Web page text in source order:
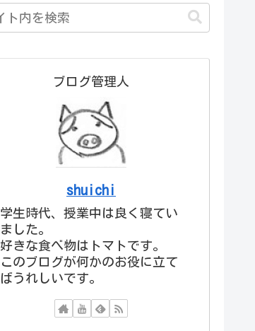
ブログ管理人
shuichi
学生時代、授業中は良く寝てい
ました。
好きな食べ物はトマトです。
このブログが何かのお役に立て
ばうれしいです。